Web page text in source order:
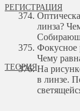
РЕГИСТРАЦИЯ
ТЕОРИЯ
линза?
Фокусное
Чему
На
в линзе.